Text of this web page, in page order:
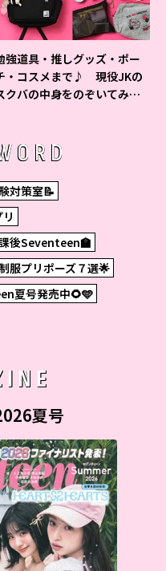
強道具・推しグッズ・ポー
・コスメまで♪ 現役JKの
クバの中身をのぞいてみ
対策室📝
後Seventeen🏫
服プリポーズ７選🌟
夏号発売中🌻🩵
夏号